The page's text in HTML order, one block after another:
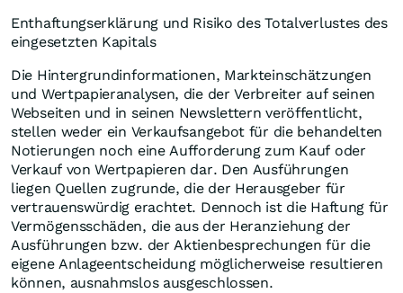
Enthaftungserklärung und Risiko des Totalverlustes des
eingesetzten Kapitals
Die Hintergrundinformationen, Markteinschätzungen
und Wertpapieranalysen, die der Verbreiter auf seinen
Webseiten und in seinen Newslettern veröffentlicht,
stellen weder ein Verkaufsangebot für die behandelten
Notierungen noch eine Aufforderung zum Kauf oder
Verkauf von Wertpapieren dar. Den Ausführungen
liegen Quellen zugrunde, die der Herausgeber für
vertrauenswürdig erachtet. Dennoch ist die Haftung für
Vermögensschäden, die aus der Heranziehung der
Ausführungen bzw. der Aktienbesprechungen für die
eigene Anlageentscheidung möglicherweise resultieren
können, ausnahmslos ausgeschlossen.